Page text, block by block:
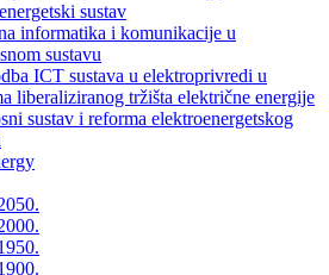
sustav
informatika i komunikacije u
sustavu
ICT sustava u elektroprivredi u
liberaliziranog tržišta električne energije
sustav i reforma elektroenergetskog